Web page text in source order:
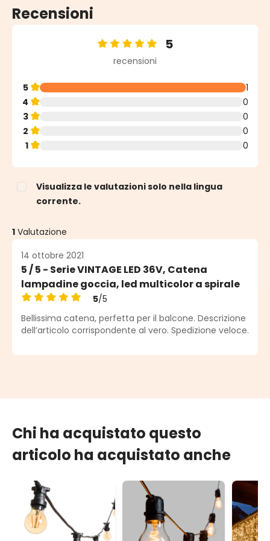
Recensioni
Valutazione media di 5 su 5 stelle
5
recensioni
5
1
4
0
3
0
2
0
1
0
Visualizza le valutazioni solo nella lingua
corrente.
1 Valutazione
14 ottobre 2021
5 / 5 - Serie VINTAGE LED 36V, Catena
lampadine goccia, led multicolor a spirale
Valutazione media di 5 su 5 stelle
5/5
Bellissima catena, perfetta per il balcone. Descrizione
dell’articolo corrispondente al vero. Spedizione veloce.
Chi ha acquistato questo
articolo ha acquistato anche